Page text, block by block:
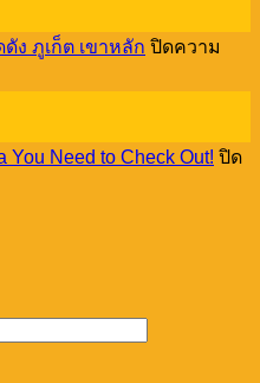
ง ภูเก็ต เขาหลัก ปิดความ
You Need to Check Out! ปิด